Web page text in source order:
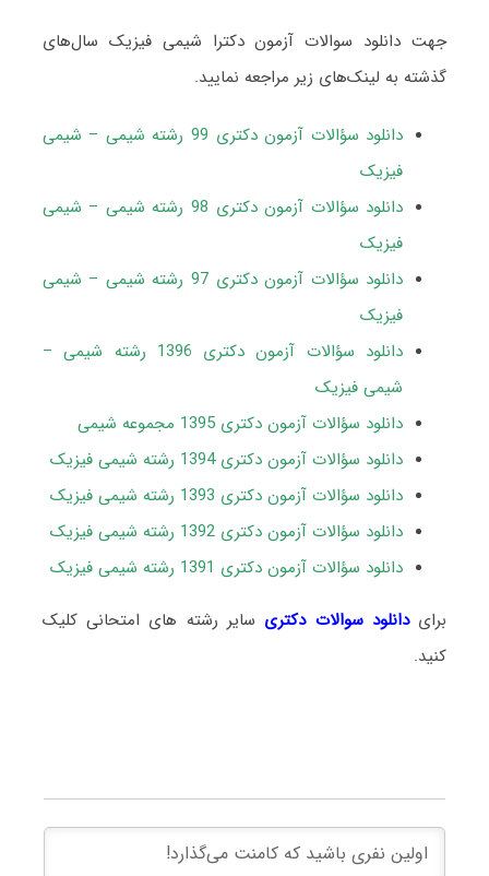
جهت دانلود سوالات آزمون دکترا شیمی فیزیک سال‌های
گذشته به لینک‌های زیر مراجعه نمایید.
دانلود سؤالات آزمون دکتری 99 رشته شیمی – شیمی
فیزیک
دانلود سؤالات آزمون دکتری 98 رشته شیمی – شیمی
فیزیک
دانلود سؤالات آزمون دکتری 97 رشته شیمی – شیمی
فیزیک
دانلود سؤالات آزمون دکتری 1396 رشته شیمی –
شیمی فیزیک
دانلود سؤالات آزمون دکتری 1395 مجموعه شیمی
دانلود سؤالات آزمون دکتری 1394 رشته شیمی فیزیک
دانلود سؤالات آزمون دکتری 1393 رشته شیمی فیزیک
دانلود سؤالات آزمون دکتری 1392 رشته شیمی فیزیک
دانلود سؤالات آزمون دکتری 1391 رشته شیمی فیزیک
برایدانلود سوالات دکتری سایر رشته های امتحانی کلیک
کنید.